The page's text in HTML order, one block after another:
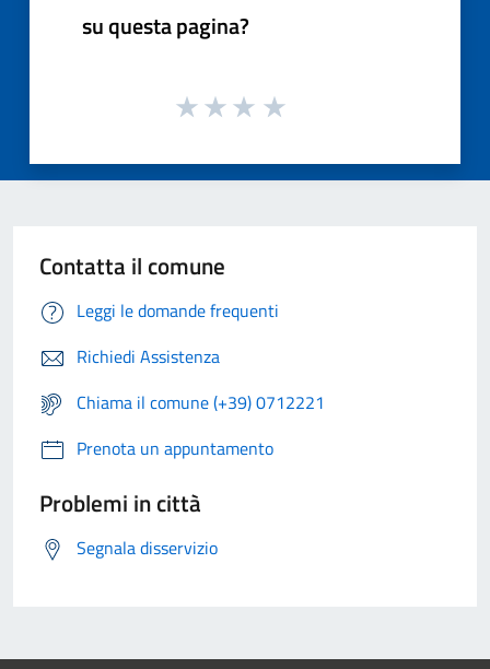
su questa pagina?
Contatta il comune
Leggi le domande frequenti
Richiedi Assistenza
Chiama il comune (+39) 0712221
Prenota un appuntamento
Problemi in città
Segnala disservizio